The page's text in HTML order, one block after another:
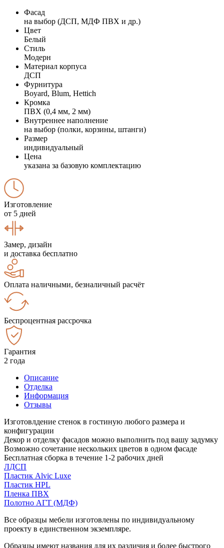
Фасад
на выбор (ДСП, МДФ ПВХ и др.)
Цвет
Белый
Стиль
Модерн
Материал корпуса
ДСП
Фурнитура
Boyard, Blum, Hettich
Кромка
ПВХ (0,4 мм, 2 мм)
Внутреннее наполнение
на выбор (полки, корзины, штанги)
Размер
индивидуальный
Цена
указана за базовую комплектацию
Изготовление
от 5 дней
Замер, дизайн
и доставка бесплатно
Оплата наличными, безналичный расчёт
Беспроцентная рассрочка
Гарантия
2 года
Описание
Отделка
Информация
Отзывы
Изготовлдение стенок в гостиную любого размера и
конфигурации
Декор и отделку фасадов можно выполнить под вашу задумку
Возможно сочетание нескольких цветов в одном фасаде
Бесплатная сборка в течение 1-2 рабочих дней
ЛДСП
Пластик Alvic Luxe
Пластик HPL
Пленка ПВХ
Полотно АГТ (МДФ)
Все образцы мебели изготовлены по индивидуальному
проекту в единственном экземпляре.
Образцы имеют названия для их различия и более быстрого